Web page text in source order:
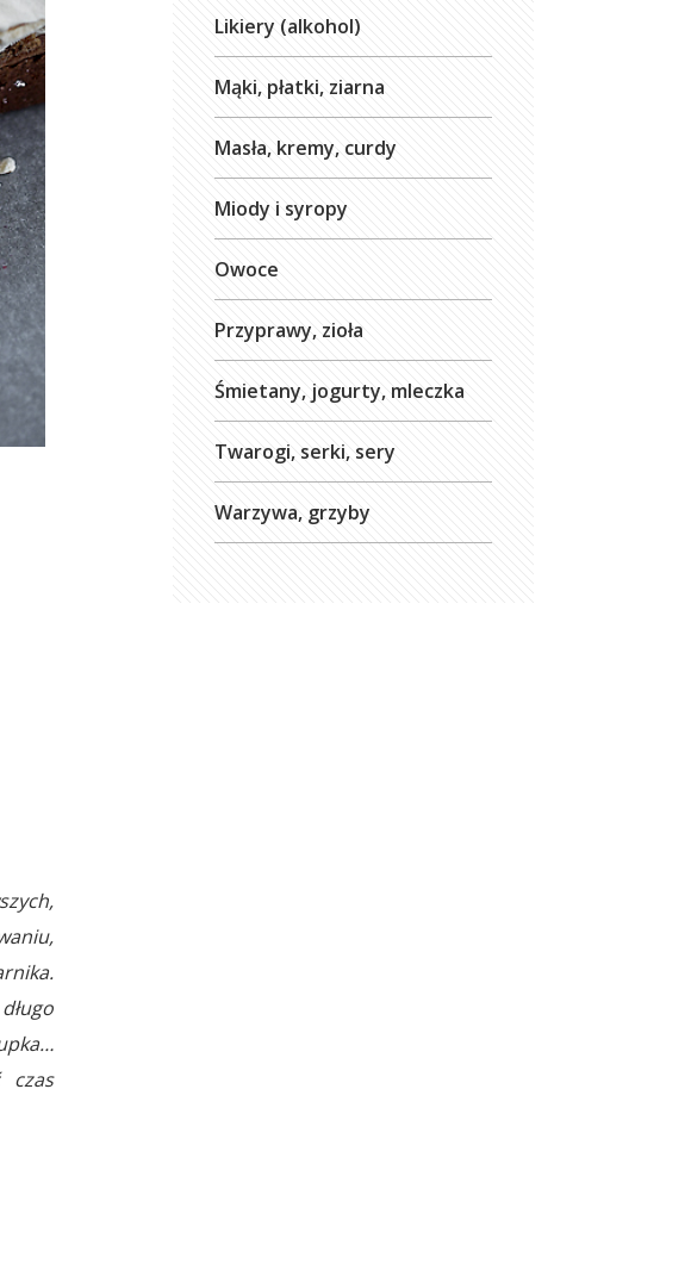
czas
Likiery (alkohol)
Mąki, płatki, ziarna
Masła, kremy, curdy
Miody i syropy
Owoce
Przyprawy, zioła
Śmietany, jogurty, mleczka
Twarogi, serki, sery
Warzywa, grzyby